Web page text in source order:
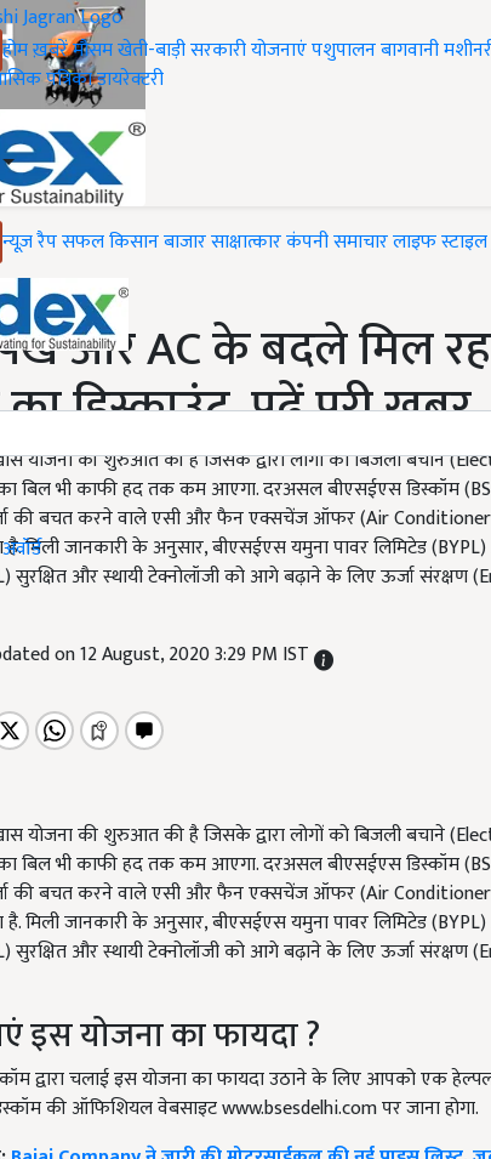
होमख़बरेंमौसमखेती-बाड़ीसरकारी योजनाएंपशुपालनबागवानी
पत्रिकाडायरेक्टरी
न्यूज़ रैपसफल किसानबाजारसाक्षात्कारकंपनी समाचारलाइफ स्टाइल
और AC के बदले मिल
का डिस्काउंट, पढ़ें पूरी खबर
योजना की शुरुआत की है जिसके द्वारा लोगों को बिजली बचाने
बिल भी काफी हद तक कम आएगा. दरअसल बीएसईएस डिस्कॉम
की बचत करने वाले एसी और फैन एक्सचेंज ऑफर (Air Conditioner
है. मिली जानकारी के अनुसार, बीएसईएस यमुना पावर लिमिटेड
सुरक्षित और स्थायी टेक्नोलॉजी को आगे बढ़ाने के लिए ऊर्जा संरक्षण
on 12 August, 2020 3:29 PM IST
योजना की शुरुआत की है जिसके द्वारा लोगों को बिजली बचाने
बिल भी काफी हद तक कम आएगा. दरअसल बीएसईएस डिस्कॉम
की बचत करने वाले एसी और फैन एक्सचेंज ऑफर (Air Conditioner
है. मिली जानकारी के अनुसार, बीएसईएस यमुना पावर लिमिटेड
सुरक्षित और स्थायी टेक्नोलॉजी को आगे बढ़ाने के लिए ऊर्जा संरक्षण
इस योजना का फायदा ?
द्वारा चलाई इस योजना का फायदा उठाने के लिए आपको एक
की ऑफिशियल वेबसाइट www.bsesdelhi.com पर जाना होगा.